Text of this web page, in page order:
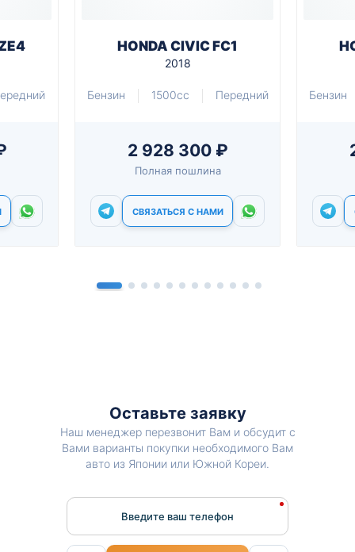
HONDA CIVIC FC1
2018
Бензин 1500cc Передний
2 928 300 ₽
Полная пошлина
СВЯЗАТЬСЯ С НАМИ
Бензин
Оставьте заявку
Наш менеджер перезвонит Вам и обсудит с
Вами варианты покупки необходимого Вам
авто из Японии или Южной Кореи.
Введите ваш телефон